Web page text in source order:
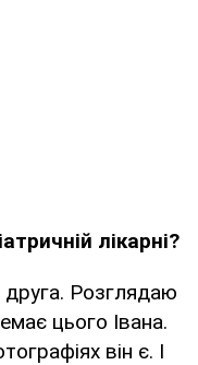
лікарні?
друга. Розглядаю
цього Івана.
він є. І